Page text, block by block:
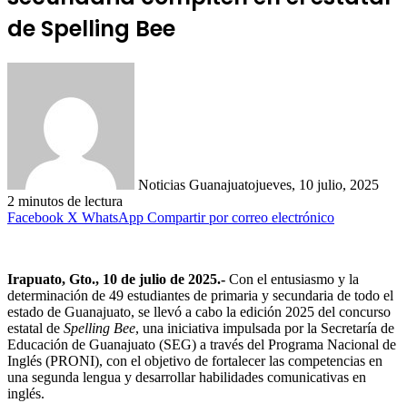
de Spelling Bee
Noticias Guanajuatojueves, 10 julio, 2025
2 minutos de lectura
Facebook X WhatsApp Compartir por correo electrónico
Irapuato, Gto., 10 de julio de 2025.- Con el entusiasmo y la
determinación de 49 estudiantes de primaria y secundaria de todo el
estado de Guanajuato, se llevó a cabo la edición 2025 del concurso
estatal de Spelling Bee, una iniciativa impulsada por la Secretaría de
Educación de Guanajuato (SEG) a través del Programa Nacional de
Inglés (PRONI), con el objetivo de fortalecer las competencias en
una segunda lengua y desarrollar habilidades comunicativas en
inglés.